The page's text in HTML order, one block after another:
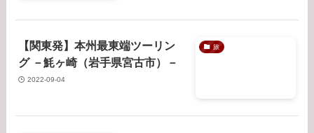
旅
【関東発】本州最東端ツーリン
グ －魹ヶ崎（岩手県宮古市）－
2022-09-04